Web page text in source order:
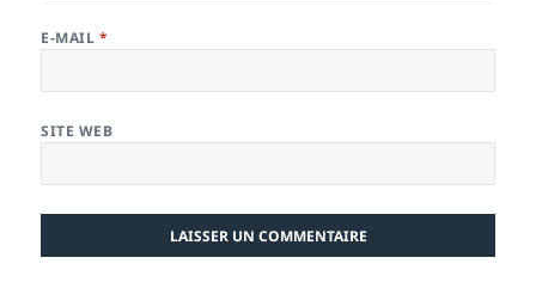
E-MAIL *
SITE WEB